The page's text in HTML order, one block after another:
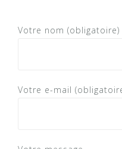
Votre nom (obligatoire)
Votre e-mail